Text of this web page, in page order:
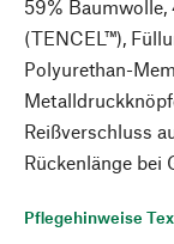
59% Baumwolle,
(TENCEL™),
Polyurethan-
Reißverschluss
Rückenlänge bei
Pflegehinweise